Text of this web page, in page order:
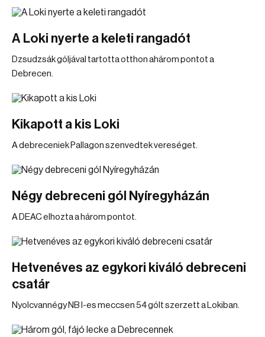
A Loki nyerte a keleti rangadót
Dzsudzsák góljával tartotta otthon ahárom pontot a
Debrecen.
Kikapott a kis Loki
A debreceniek Pallagon szenvedtek vereséget.
Négy debreceni gól Nyíregyházán
A DEAC elhozta a három pontot.
Hetvenéves az egykori kiváló debreceni
csatár
Nyolcvannégy NB I-es meccsen 54 gólt szerzett a Lokiban.